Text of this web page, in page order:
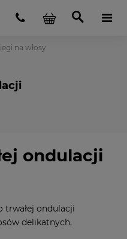
na włosy
ondulacji
trwałej ondulacji
delikatnych,